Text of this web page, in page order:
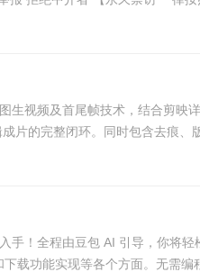
视频及首尾帧技术，结合剪映
片的完整闭环。同时包含去痕、
手！全程由豆包 AI 引导，你将
载功能实现等各个方面。无需